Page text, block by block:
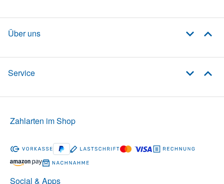
Über uns
Service
Social & Apps
Zahlarten im Shop